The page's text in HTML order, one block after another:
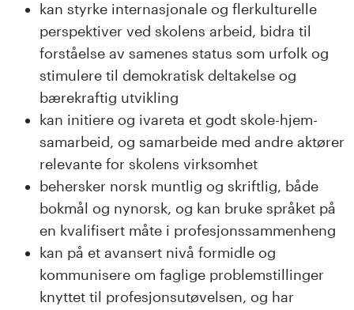
kan styrke internasjonale og flerkulturelle
perspektiver ved skolens arbeid, bidra til
forståelse av samenes status som urfolk og
stimulere til demokratisk deltakelse og
bærekraftig utvikling
kan initiere og ivareta et godt skole-hjem-
samarbeid, og samarbeide med andre aktører
relevante for skolens virksomhet
behersker norsk muntlig og skriftlig, både
bokmål og nynorsk, og kan bruke språket på
en kvalifisert måte i profesjonssammenheng
kan på et avansert nivå formidle og
kommunisere om faglige problemstillinger
knyttet til profesjonsutøvelsen, og har